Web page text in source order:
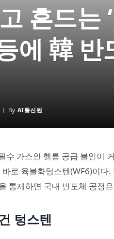
흔드는
에 韓 반
By AI통신원
수 가스인 헬륨 공급 불안이
로 육불화텅스텐(WF6)이
통제하면 국내 반도체 공정
텅스텐